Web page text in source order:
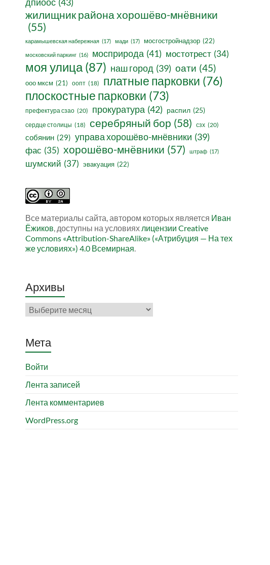
жилищник района хорошёво-мнёвники
(55)
карамышевская набережная (17) мади (17) мосгостройнадзор (22)
московский паркинг (16) мосприрода (41) мостотрест (34)
моя улица (87) наш город (39) оати (45)
ооо мксм (21) оопт (18) платные парковки (76)
плоскостные парковки (73)
префектура сзао (20) прокуратура (42) распил (25)
сердце столицы (18) серебряный бор (58) сзх (20)
собянин (29) управа хорошёво-мнёвники (39)
фас (35) хорошёво-мнёвники (57) штраф (17)
шумский (37) эвакуация (22)
Все материалы сайта, автором которых является Иван
Ёжиков, доступны на условиях лицензии Creative
Commons «Attribution-ShareAlike» («Атрибуция — На тех
же условиях») 4.0 Всемирная.
Архивы
Архивы
Мета
Войти
Лента записей
Лента комментариев
WordPress.org